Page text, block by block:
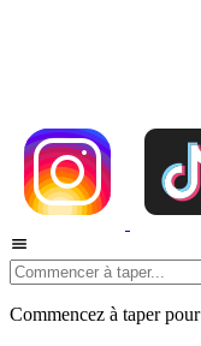
Commencez à taper